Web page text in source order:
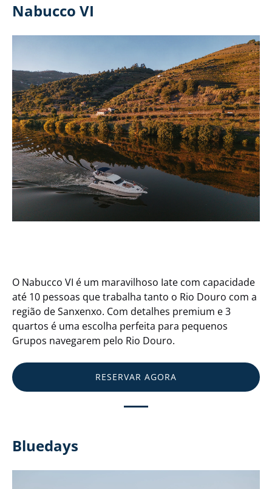
Nabucco VI
O Nabucco VI é um maravilhoso Iate com capacidade
até 10 pessoas que trabalha tanto o Rio Douro com a
região de Sanxenxo. Com detalhes premium e 3
quartos é uma escolha perfeita para pequenos
Grupos navegarem pelo Rio Douro.
RESERVAR AGORA
Bluedays